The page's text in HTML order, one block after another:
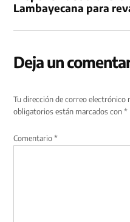
Lambayecana para
Deja un
Tu dirección de correo electrónico
obligatorios están marcados con*
Comentario*